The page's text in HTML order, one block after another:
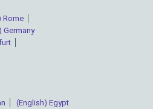
Rome
Germany
(English) Egypt